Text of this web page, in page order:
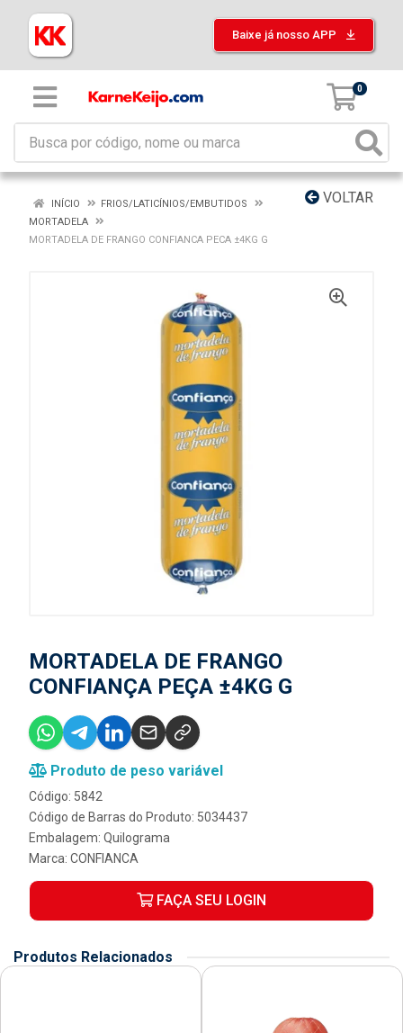
Baixe já nosso APP
0
VOLTAR
INÍCIO
FRIOS/LATICÍNIOS/EMBUTIDOS
MORTADELA
MORTADELA DE FRANGO CONFIANCA PECA ±4KG G
MORTADELA DE FRANGO
CONFIANÇA PEÇA ±4KG G
Produto de peso variável
Código: 5842
Código de Barras do Produto: 5034437
Embalagem: Quilograma
Marca: CONFIANCA
FAÇA SEU LOGIN
Produtos Relacionados